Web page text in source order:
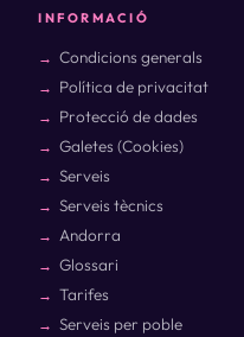
INFORMACIÓ
Condicions generals
Política de privacitat
Protecció de dades
Galetes (Cookies)
Serveis
Serveis tècnics
Andorra
Glossari
Tarifes
Serveis per poble